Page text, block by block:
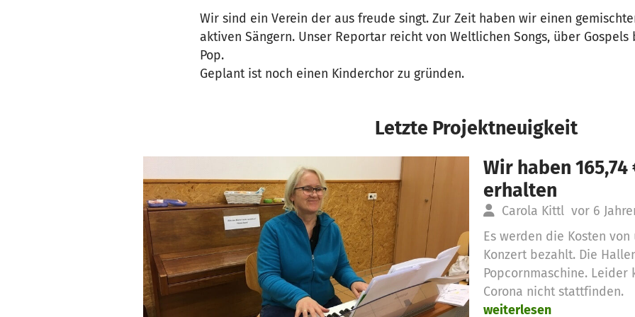
Wir sind ein Verein der aus freude singt. Zur Zeit haben wir einen
aktiven Sängern. Unser Reportar reicht von Weltlichen Songs, über Gospels
Pop.
Geplant ist noch einen Kinderchor zu gründen.
Letzte Projektneuigkeit
Wir haben
erhalten
Carola Kittl vor 6
Es werden die Kosten
Konzert bezahlt. Die
Popcornmaschine. Leider
Corona nicht stattfinden.
weiterlesen